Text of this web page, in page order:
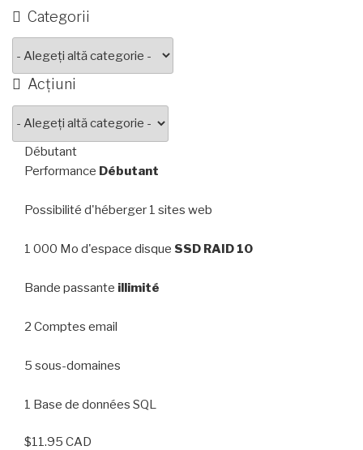
Categorii
Acțiuni
Débutant
Performance Débutant
Possibilité d'héberger 1 sites web
1 000 Mo d'espace disque SSD RAID 10
Bande passante illimité
2 Comptes email
5 sous-domaines
1 Base de données SQL
$11.95 CAD